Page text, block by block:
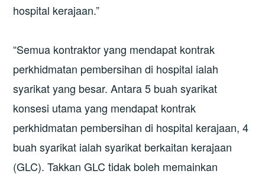
hospital kerajaan.”
“Semua kontraktor yang mendapat kontrak
perkhidmatan pembersihan di hospital ialah
syarikat yang besar. Antara 5 buah syarikat
konsesi utama yang mendapat kontrak
perkhidmatan pembersihan di hospital kerajaan, 4
buah syarikat ialah syarikat berkaitan kerajaan
(GLC). Takkan GLC tidak boleh memainkan